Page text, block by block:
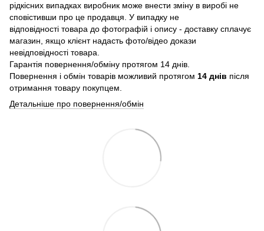
рідкісних випадках виробник може внести зміну в виробі не
сповістивши про це продавця. У випадку не
відповідності товара до фотографій і опису - доставку сплачує
магазин, якщо клієнт надасть фото/відео докази
невідповідності товара.
Гарантія повернення/обміну протягом 14 днів.
Повернення і обмін товарів можливий протягом 14 днів після
отримання товару покупцем.
Детальніше про повернення/обмін